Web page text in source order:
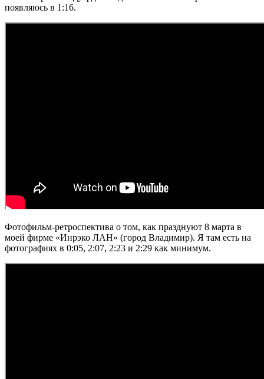
появляюсь в 1:16.
Фотофильм-ретроспектива о том, как празднуют 8 марта в
моей фирме «Инрэко ЛАН» (город Владимир). Я там есть на
фотографиях в 0:05, 2:07, 2:23 и 2:29 как минимум.